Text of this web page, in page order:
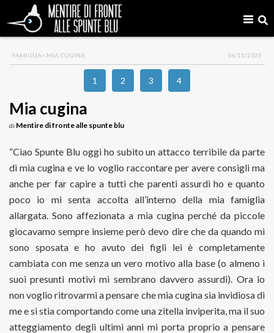
FAMIGLIA> MIA CUGINA 06/11/2025
1 2 3 4
Mia cugina
di Mentire di fronte alle spunte blu
“Ciao Spunte Blu oggi ho subito un attacco terribile da parte
di mia cugina e ve lo voglio raccontare per avere consigli ma
anche per far capire a tutti che parenti assurdi ho e quanto
poco io mi senta accolta all’interno della mia famiglia
allargata. Sono affezionata a mia cugina perché da piccole
giocavamo sempre insieme però devo dire che da quando mi
sono sposata e ho avuto dei figli lei è completamente
cambiata con me senza un vero motivo alla base (o almeno i
suoi presunti motivi mi sembrano davvero assurdi). Ora io
non voglio ritrovarmi a pensare che mia cugina sia invidiosa di
me e si stia comportando come una zitella inviperita, ma il suo
atteggiamento degli ultimi anni mi porta proprio a pensare